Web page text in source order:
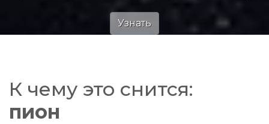
К чему это снится:
пион